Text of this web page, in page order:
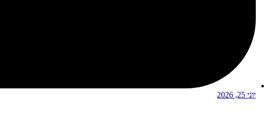
יוני 25, 2026